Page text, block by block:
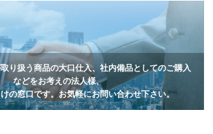
り扱う商品の大口仕入、社内備品としてのご購入
などをお考えの法人様、
の窓口です。お気軽にお問い合わせ下さい。